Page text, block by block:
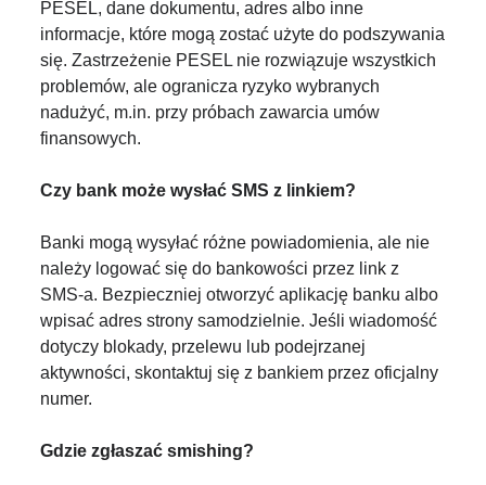
PESEL, dane dokumentu, adres albo inne
informacje, które mogą zostać użyte do podszywania
się. Zastrzeżenie PESEL nie rozwiązuje wszystkich
problemów, ale ogranicza ryzyko wybranych
nadużyć, m.in. przy próbach zawarcia umów
finansowych.
Czy bank może wysłać SMS z linkiem?
Banki mogą wysyłać różne powiadomienia, ale nie
należy logować się do bankowości przez link z
SMS-a. Bezpieczniej otworzyć aplikację banku albo
wpisać adres strony samodzielnie. Jeśli wiadomość
dotyczy blokady, przelewu lub podejrzanej
aktywności, skontaktuj się z bankiem przez oficjalny
numer.
Gdzie zgłaszać smishing?